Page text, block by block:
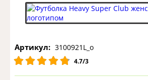
Артикул: 3100921L_o
4.7/3